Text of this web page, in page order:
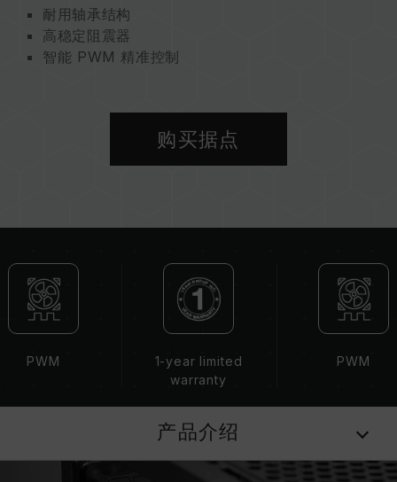
耐用轴承结构
高稳定阻震器
智能 PWM 精准控制
购买据点
PWM
1-year limited
warranty
PWM
产品介绍